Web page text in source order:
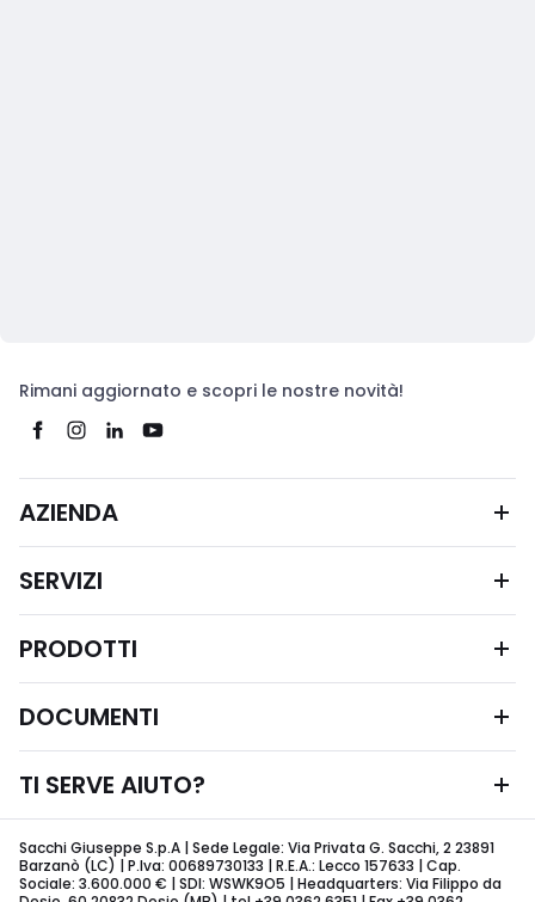
Rimani aggiornato e scopri le nostre novità!
AZIENDA
SERVIZI
PRODOTTI
DOCUMENTI
TI SERVE AIUTO?
Sacchi Giuseppe S.p.A | Sede Legale: Via Privata G. Sacchi, 2 23891
Barzanò (LC) | P.Iva: 00689730133 | R.E.A.: Lecco 157633 | Cap.
Sociale: 3.600.000 € | SDI: WSWK9O5 | Headquarters: Via Filippo da